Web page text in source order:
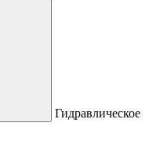
Гидравлическое